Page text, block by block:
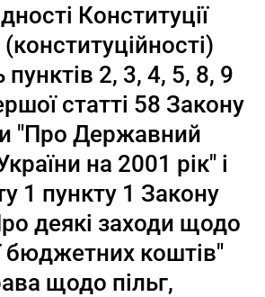
Конституції
2, 3, 4, 5, 8, 9
статті 58 Закону
"Про Державний
на 2001 рік" і
1 пункту 1 Закону
деякі заходи щодо
бюджетних коштів"
щодо пільг,